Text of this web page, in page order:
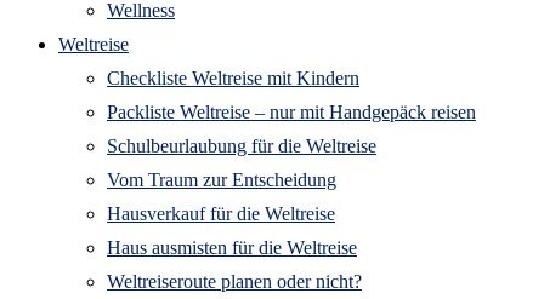
Wellness
Weltreise
Checkliste Weltreise mit Kindern
Packliste Weltreise – nur mit Handgepäck reisen
Schulbeurlaubung für die Weltreise
Vom Traum zur Entscheidung
Hausverkauf für die Weltreise
Haus ausmisten für die Weltreise
Weltreiseroute planen oder nicht?